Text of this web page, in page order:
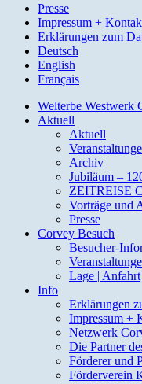
Presse
Impressum +
Erklärungen zum
Deutsch
English
Français
Welterbe Westwerk
Aktuell
Aktuell
Archiv
Jubiläum –
ZEITREISE
Vorträge und
Presse
Corvey Besuch
Besucher-
Lage | Anfahrt
Info
Erklärungen
Impressum +
Netzwerk
Die Partner
Förderer und
Förderverein